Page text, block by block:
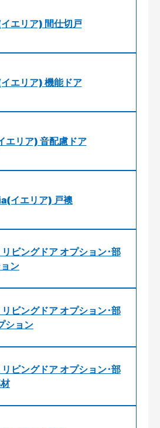
エリア) 間仕切戸
エリア) 機能ドア
エリア) 音配慮ドア
イエリア) 戸襖
ビングドア オプション･部
ン
ビングドア オプション･部
ション
ビングドア オプション･部